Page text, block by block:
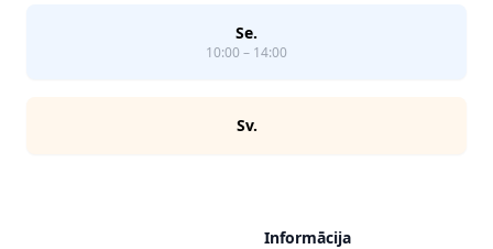
Se.
10:00 – 14:00
Sv.
Informācija